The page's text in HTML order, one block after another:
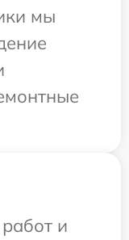
мы
и